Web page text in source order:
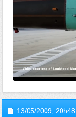
13/05/2009, 20h48